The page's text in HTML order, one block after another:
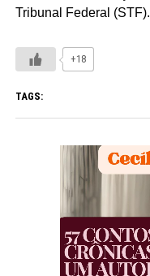
Tribunal Federal (STF).
+18
TAGS: